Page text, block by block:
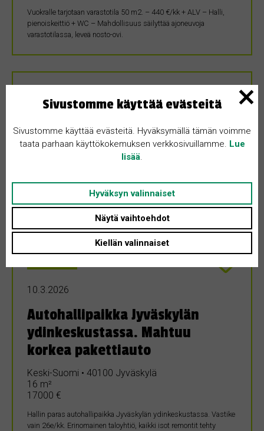
Vuokralle tarjotaan varastotila 50 m2. – 440 €/kk + ALV – Halli,
pienoiskeittiö + WC – Mahdollisuus säilyttää ajoneuvoja
varastotilassa, leveä nosto-ovi.
10.3.2026
Autohallipaikka Jyväskylän
ydinkeskustassa. Mahtuu
korkea pakettiauto
Keski-Suomi • 40100 Jyväskylä
16 m²
17000 €
Hallin paras autohallipaikka Jyväskylän ydinkeskustassa. Vastike
vain 26e/kk. Erinomainen taloyhtiö, kaikki isot remontit tehty
Sivustomme käyttää evästeitä
Sivustomme käyttää evästeitä. Hyväksymällä tämän voimme
taata parhaan käyttökokemuksen verkkosivuillamme. Lue
lisää
Hyväksyn valinnaiset
Näytä vaihtoehdot
Kiellän valinnaiset